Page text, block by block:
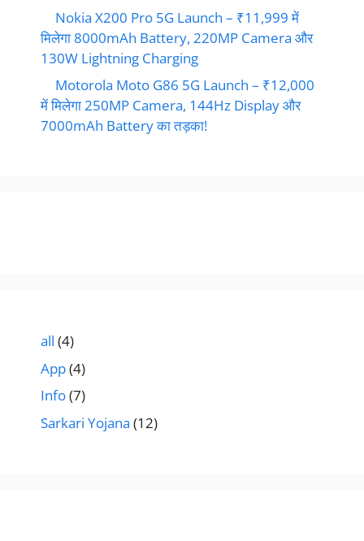
Nokia X200 Pro 5G Launch – ₹11,999 में
मिलेगा 8000mAh Battery, 220MP Camera और
130W Lightning Charging
Motorola Moto G86 5G Launch – ₹12,000
में मिलेगा 250MP Camera, 144Hz Display और
7000mAh Battery का तड़का!
all (4)
App(4)
Info(7)
Sarkari Yojana (12)